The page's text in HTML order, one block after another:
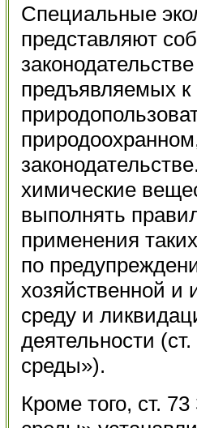
Специальные
представляют
предъявляемых к
химические
выполнять
применения
по
хозяйственной
среду и
деятельности
среды»).
Кроме того, ст.